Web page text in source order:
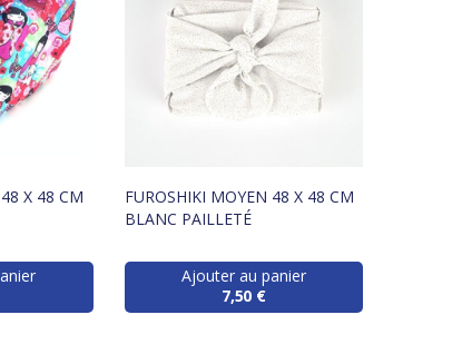
X 48 CM
FUROSHIKI MOYEN 48 X 48 CM
BLANC PAILLETÉ
Ajouter au panier
7,50 €